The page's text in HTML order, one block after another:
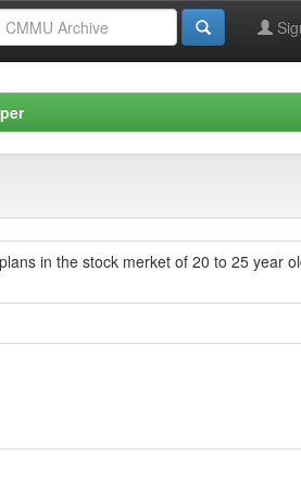
in the stock merket of 20 to 25 year